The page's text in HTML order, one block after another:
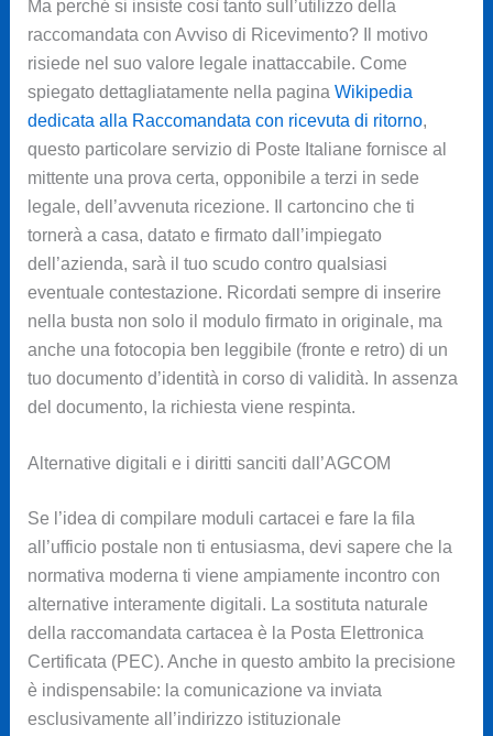
Ma perché si insiste così tanto sull’utilizzo della
raccomandata con Avviso di Ricevimento? Il motivo
risiede nel suo valore legale inattaccabile. Come
spiegato dettagliatamente nella pagina Wikipedia
dedicata alla Raccomandata con ricevuta di ritorno,
questo particolare servizio di Poste Italiane fornisce al
mittente una prova certa, opponibile a terzi in sede
legale, dell’avvenuta ricezione. Il cartoncino che ti
tornerà a casa, datato e firmato dall’impiegato
dell’azienda, sarà il tuo scudo contro qualsiasi
eventuale contestazione. Ricordati sempre di inserire
nella busta non solo il modulo firmato in originale, ma
anche una fotocopia ben leggibile (fronte e retro) di un
tuo documento d’identità in corso di validità. In assenza
del documento, la richiesta viene respinta.
Alternative digitali e i diritti sanciti dall’AGCOM
Se l’idea di compilare moduli cartacei e fare la fila
all’ufficio postale non ti entusiasma, devi sapere che la
normativa moderna ti viene ampiamente incontro con
alternative interamente digitali. La sostituta naturale
della raccomandata cartacea è la Posta Elettronica
Certificata (PEC). Anche in questo ambito la precisione
è indispensabile: la comunicazione va inviata
esclusivamente all’indirizzo istituzionale